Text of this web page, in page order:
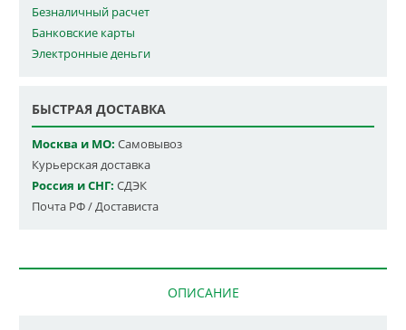
Безналичный расчет
Банковские карты
Электронные деньги
БЫСТРАЯ ДОСТАВКА
Москва и МО: Самовывоз
Курьерская доставка
Россия и СНГ: СДЭК
Почта РФ / Достависта
ОПИСАНИЕ